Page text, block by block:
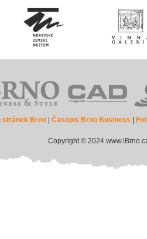
stránek Brno |Časopis Brno Business
Copyright © 2024